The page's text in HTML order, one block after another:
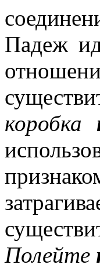
Падеж
коробка
Полейте